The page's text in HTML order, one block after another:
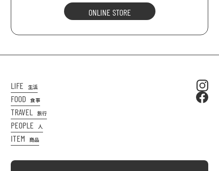
ONLINE STORE
LIFE 生活
FOOD 食事
TRAVEL 旅行
PEOPLE 人
ITEM 商品